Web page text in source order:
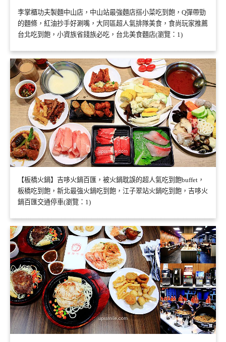
李掌櫃功夫製麵中山店，中山站最強麵店搭小菜吃到飽，Q彈帶勁
的麵條，紅油抄手好涮嘴，大同區超人氣排隊美食，食尚玩家推薦
台北吃到飽，小資族省錢族必吃，台北美食麵店(瀏覽：1)
【板橋火鍋】吉哆火鍋百匯，被火鍋耽誤的超人氣吃到飽buffet，
板橋吃到飽，新北最強火鍋吃到飽，江子翠站火鍋吃到飽，吉哆火
鍋百匯交通停車(瀏覽：1)